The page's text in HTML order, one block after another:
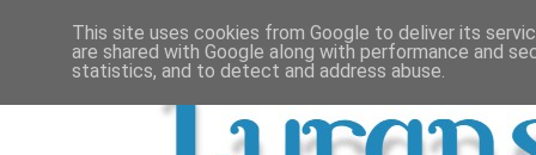
This site uses cookies from Google to deliver its
are shared with Google along with performance and
statistics, and to detect and address abuse.